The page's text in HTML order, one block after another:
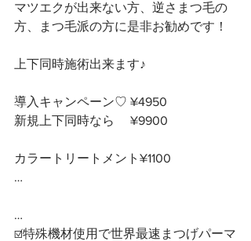
マツエクが出来ない方、逆さまつ毛の
方、まつ毛派の方に是非お勧めです！
上下同時施術出来ます♪
導入キャンペーン♡ ¥4950
新規上下同時なら　 ¥9900
カラートリートメント¥1100
…
…
☑️特殊機材使用で世界最速まつげパーマ